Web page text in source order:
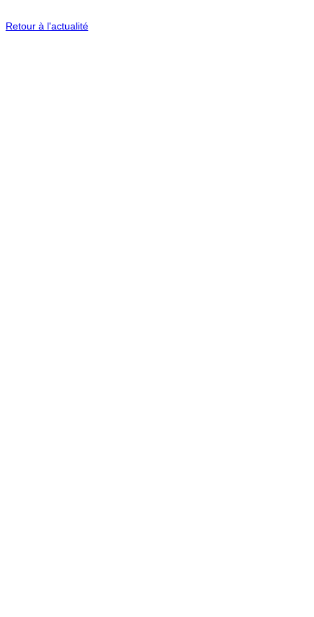
Retour à l'actualité